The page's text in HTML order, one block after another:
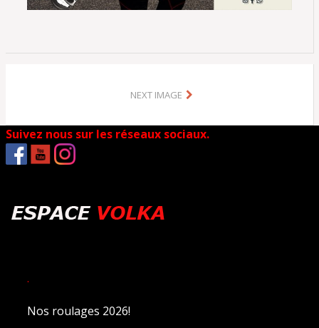
NEXT IMAGE
Suivez nous sur les réseaux sociaux.
.
Nos roulages 2026!